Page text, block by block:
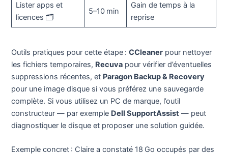
Lister apps et
licences 🗂️
5–10 min
Gain de temps à la
reprise
Outils pratiques pour cette étape :CCleaner pour nettoyer
les fichiers temporaires, Recuva pour vérifier d’éventuelles
suppressions récentes, et Paragon Backup & Recovery
pour une image disque si vous préférez une sauvegarde
complète. Si vous utilisez un PC de marque, l’outil
constructeur — par exemple Dell SupportAssist — peut
diagnostiquer le disque et proposer une solution guidée.
Exemple concret : Claire a constaté 18 Go occupés par des